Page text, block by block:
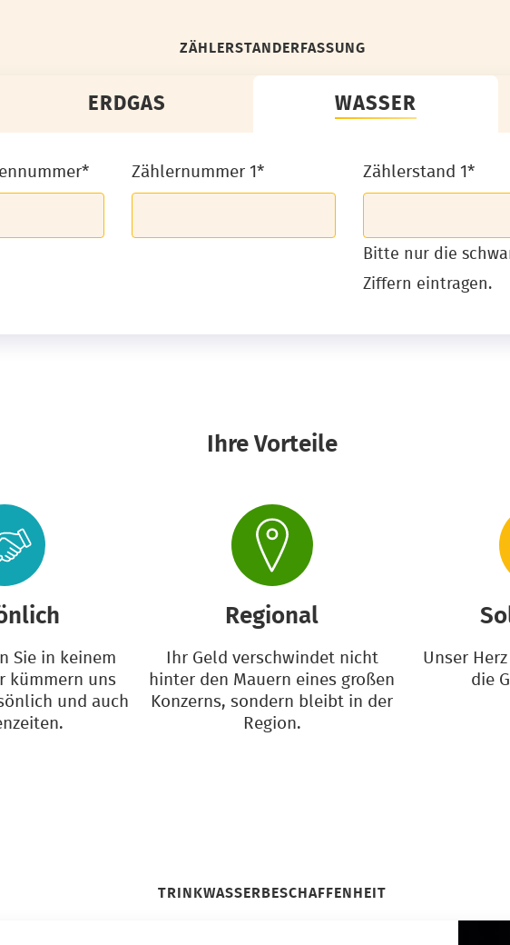
ZÄHLERSTANDERFASSUNG
ERDGAS WASSER
Zählernummer 1* Zählerstand 1*
Bitte nur die
Ziffern eintragen.
Ihre Vorteile
Sie in keinem
kümmern uns
und auch
Regional
Ihr Geld verschwindet nicht
hinter den Mauern eines großen
Konzerns, sondern bleibt in der
Region.
Unser
die
TRINKWASSERBESCHAFFENHEIT